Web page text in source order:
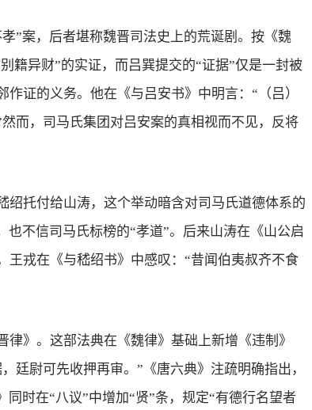
案，后者堪称魏晋司法史上的荒诞剧。按《魏
籍异财”的实证，而吕巽提交的“证据”仅是一封被
证的义务。他在《与吕安书》中明言：“（吕）
而，司马氏集团对吕安案的真相视而不见，反将
托付给山涛，这个举动暗含对司马氏道德体系的
不信司马氏标榜的“孝道”。后来山涛在《山公启
戎在《与嵇绍书》中感叹：“昔闻伯夷叔齐不食
》。这部法典在《魏律》基础上新增《违制》
廷尉可先收押再审。”《唐六典》注疏明确指出，
时在“八议”中增加“贤”条，规定“有德行名望者